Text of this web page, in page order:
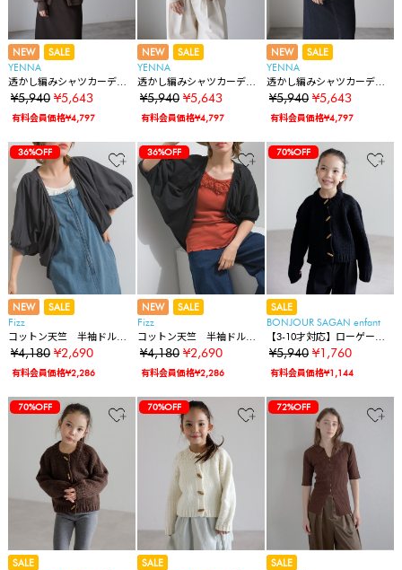
NEW
SALE
YENNA
透かし編みシャツカーディ
ガン
¥5,940 ¥5,643
有料会員価格¥4,797
NEW
SALE
YENNA
透かし編みシャツカーディ
ガン
¥5,940 ¥5,643
有料会員価格¥4,797
NEW
SALE
YENNA
透かし編みシャツカーディ
ガン
¥5,940 ¥5,643
有料会員価格¥4,797
36%OFF
NEW
SALE
Fizz
コットン天竺 半袖ドルマ
ンボレロカーディガン
¥4,180 ¥2,690
有料会員価格¥2,286
36%OFF
NEW
SALE
Fizz
コットン天竺 半袖ドルマ
ンボレロカーディガン
¥4,180 ¥2,690
有料会員価格¥2,286
70%OFF
SALE
BONJOUR SAGAN enfant
【3-10才対応】ローゲージ
カーディガン
¥5,940 ¥1,760
有料会員価格¥1,144
70%OFF
SALE
70%OFF
SALE
72%OFF
SALE